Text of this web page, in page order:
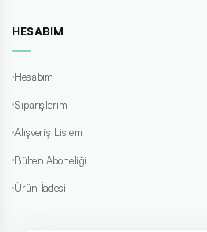
HESABIM
Hesabım
Siparişlerim
Alışveriş Listem
Bülten Aboneliği
Ürün İadesi